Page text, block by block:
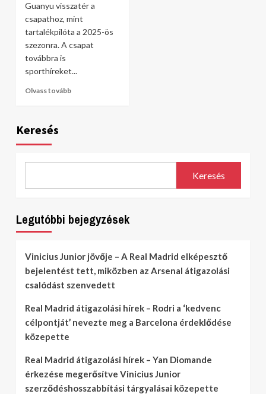
Guanyu visszatér a
csapathoz, mint
tartalékpilóta a 2025-ös
szezonra. A csapat
továbbra is
sporthíreket...
Olvass tovább
Keresés
Keresés
Legutóbbi bejegyzések
Vinicius Junior jövője – A Real Madrid elképesztő
bejelentést tett, miközben az Arsenal átigazolási
csalódást szenvedett
Real Madrid átigazolási hírek – Rodri a ‘kedvenc
célpontját’ nevezte meg a Barcelona érdeklődése
közepette
Real Madrid átigazolási hírek – Yan Diomande
érkezése megerősítve Vinicius Junior
szerződéshosszabbítási tárgyalásai közepette